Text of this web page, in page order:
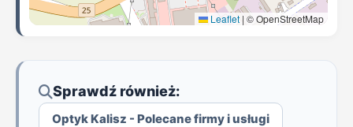
Leaflet | © OpenStreetMap
Sprawdź również:
Optyk Kalisz - Polecane firmy i usługi